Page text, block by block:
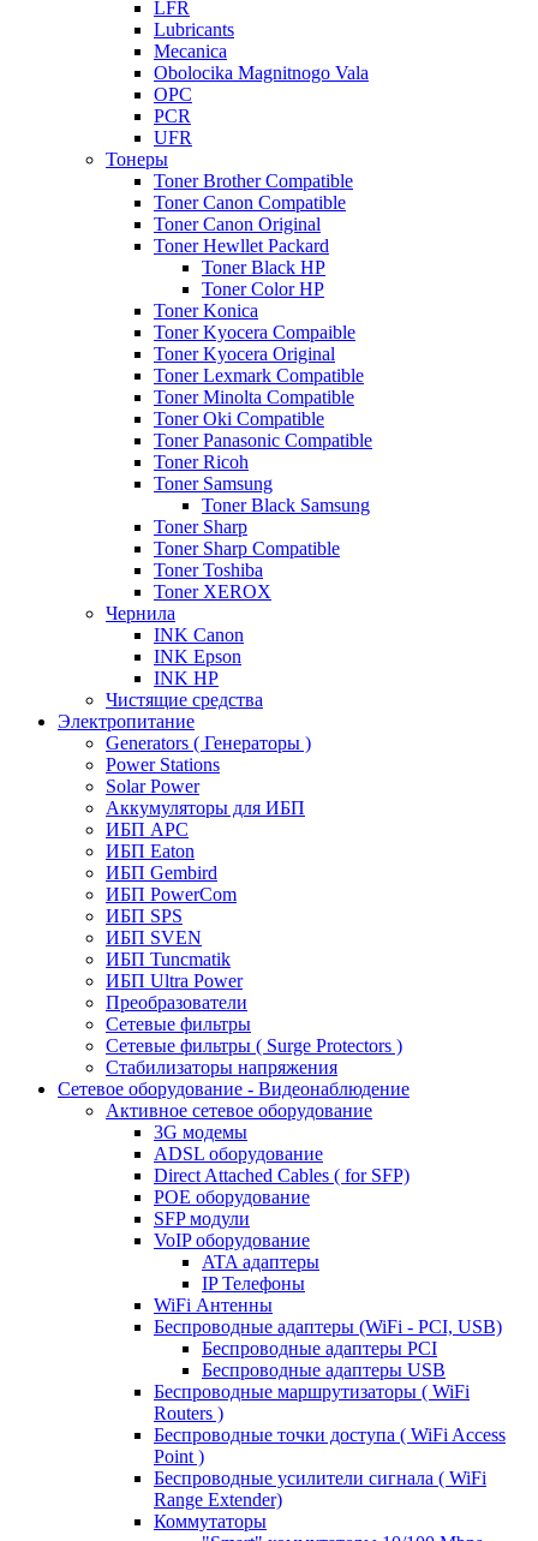
LFR
Lubricants
Mecanica
Obolocika Magnitnogo Vala
OPC
PCR
UFR
Тонеры
Toner Brother Compatible
Toner Canon Compatible
Toner Canon Original
Toner Hewllet Packard
Toner Black HP
Toner Color HP
Toner Konica
Toner Kyocera Compaible
Toner Kyocera Original
Toner Lexmark Compatible
Toner Minolta Compatible
Toner Oki Compatible
Toner Panasonic Compatible
Toner Ricoh
Toner Samsung
Toner Black Samsung
Toner Sharp
Toner Sharp Compatible
Toner Toshiba
Toner XEROX
Чернила
INK Canon
INK Epson
INK HP
Чистящие средства
Электропитание
Generators ( Генераторы )
Power Stations
Solar Power
Аккумуляторы для ИБП
ИБП APC
ИБП Eaton
ИБП Gembird
ИБП PowerCom
ИБП SPS
ИБП SVEN
ИБП Tuncmatik
ИБП Ultra Power
Преобразователи
Сетевые фильтры
Сетевые фильтры ( Surge Protectors )
Стабилизаторы напряжения
Сетевое оборудование - Видеонаблюдение
Активное сетевое оборудование
3G модемы
ADSL оборудование
Direct Attached Cables ( for SFP)
POE оборудование
SFP модули
VoIP оборудование
ATA адаптеры
IP Телефоны
WiFi Антенны
Беспроводные адаптеры (WiFi - PCI, USB)
Беспроводные адаптеры PCI
Беспроводные адаптеры USB
Беспроводные маршрутизаторы ( WiFi
Routers )
Беспроводные точки доступа ( WiFi Access
Point )
Беспроводные усилители сигнала ( WiFi
Range Extender)
Коммутаторы